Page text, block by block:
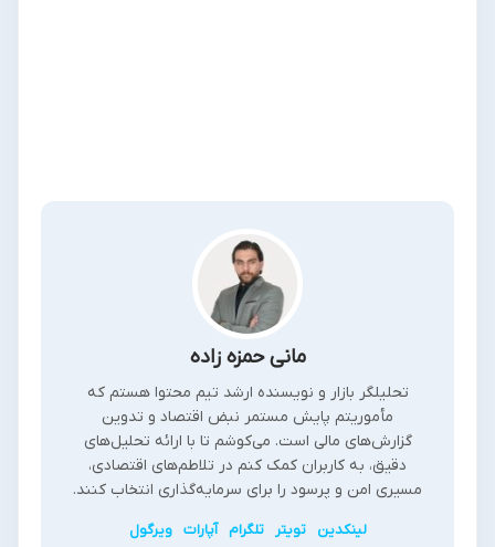
مانی حمزه زاده
تحلیلگر بازار و نویسنده ارشد تیم محتوا هستم که
مأموریتم پایش مستمر نبض اقتصاد و تدوین
گزارش‌های مالی است. می‌کوشم تا با ارائه تحلیل‌های
دقیق، به کاربران کمک کنم در تلاطم‌های اقتصادی،
مسیری امن و پرسود را برای سرمایه‌گذاری انتخاب کنند.
لینکدین تویتر تلگرام آپارات ویرگول